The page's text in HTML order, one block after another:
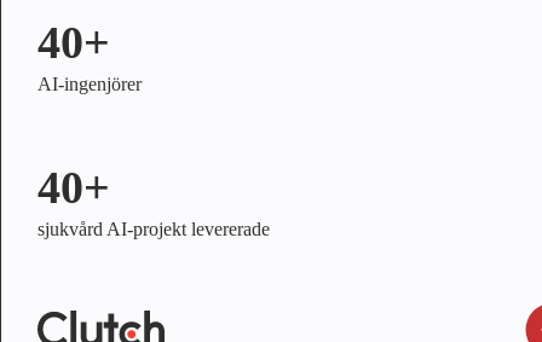
40+
AI-ingenjörer
40+
sjukvård AI-projekt levererade